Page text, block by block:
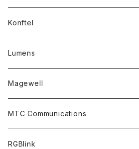
Accessory Parts
Konftel
Lumens
PTZ Camera
Accessories
Magewell
MTC Communications
RGBlink